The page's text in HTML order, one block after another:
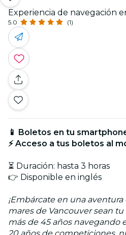
Experiencia de navegación
5.0 (1)
📱 Boletos en tu
⚡ Acceso a tus boletos al
⏳ Duración: hasta 3 horas
👉 Disponible en inglés
¡Embárcate en una
mares de Vancouver sean
más de 45 años navegando
20 años de competiciones,